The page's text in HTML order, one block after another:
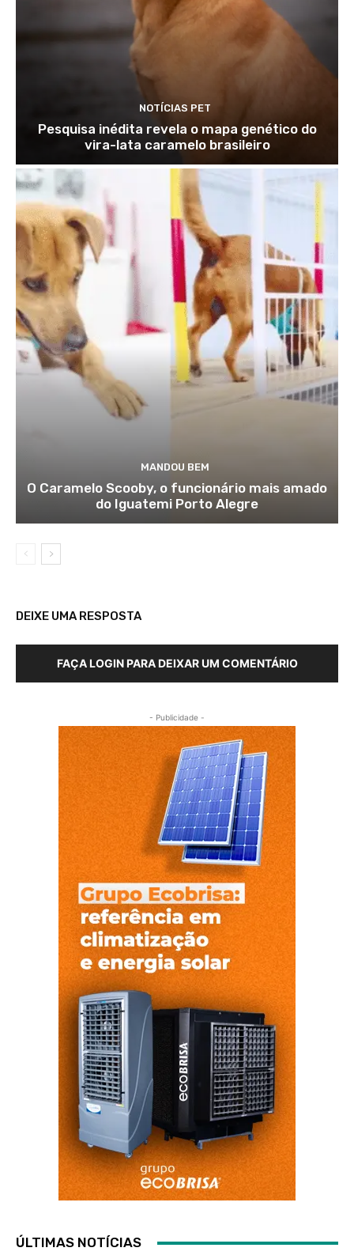
NOTÍCIAS PET
Pesquisa inédita revela o mapa genético do
vira-lata caramelo brasileiro
MANDOU BEM
O Caramelo Scooby, o funcionário mais amado
do Iguatemi Porto Alegre
DEIXE UMA RESPOSTA
FAÇA LOGIN PARA DEIXAR UM COMENTÁRIO
- Publicidade -
ÚLTIMAS NOTÍCIAS